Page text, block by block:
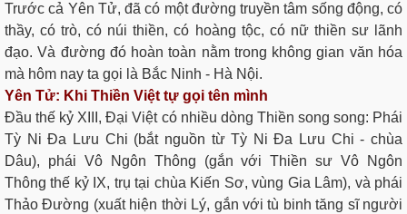
Trước cả Yên Tử, đã có một đường truyền tâm sống động, có
thầy, có trò, có núi thiền, có hoàng tộc, có nữ thiền sư lãnh
đạo. Và đường đó hoàn toàn nằm trong không gian văn hóa
mà hôm nay ta gọi là Bắc Ninh - Hà Nội.
Yên Tử: Khi Thiền Việt tự gọi tên mình
Đầu thế kỷ XIII, Đại Việt có nhiều dòng Thiền song song: Phái
Tỳ Ni Đa Lưu Chi (bắt nguồn từ Tỳ Ni Đa Lưu Chi - chùa
Dâu), phái Vô Ngôn Thông (gắn với Thiền sư Vô Ngôn
Thông thế kỷ IX, trụ tại chùa Kiến Sơ, vùng Gia Lâm), và phái
Thảo Đường (xuất hiện thời Lý, gắn với tù binh tăng sĩ người